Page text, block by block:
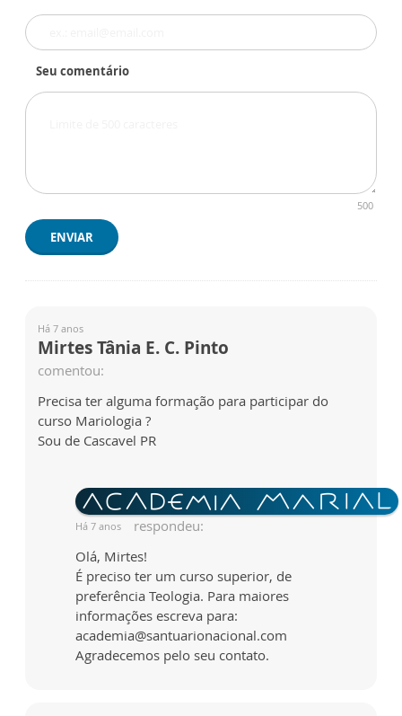
Seu comentário
500
ENVIAR
Há 7 anos
Mirtes Tânia E. C. Pinto
comentou:
Precisa ter alguma formação para participar do
curso Mariologia ?
Sou de Cascavel PR
Há 7 anos
respondeu:
Olá, Mirtes!
É preciso ter um curso superior, de
preferência Teologia. Para maiores
informações escreva para:
academia@santuarionacional.com
Agradecemos pelo seu contato.